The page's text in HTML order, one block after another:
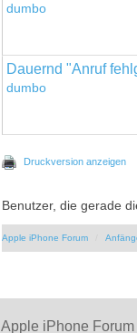
dumbo
Dauernd "Anruf
dumbo
Druckversion anzeigen
Benutzer, die gerade
Apple iPhone Forum
Apple iPhone